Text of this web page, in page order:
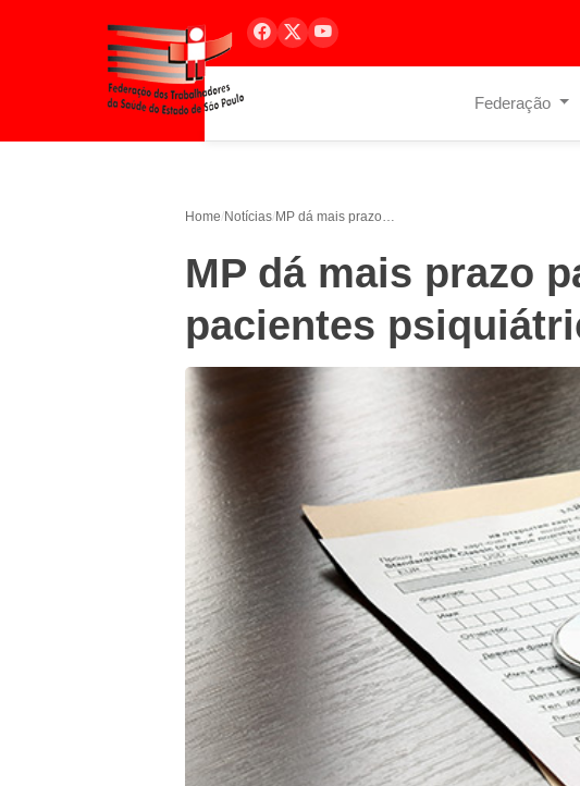
Federação
Home/Notícias/ MP dá mais prazo para desospitalizar pacientes psiquiátricos
MP dá mais prazo
pacientes